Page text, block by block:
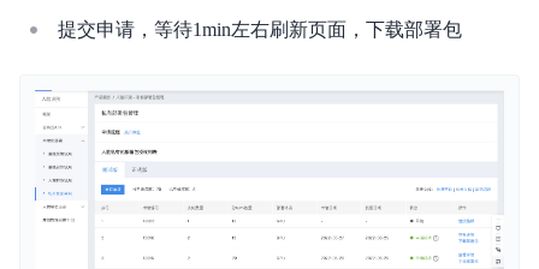
提交申请，等待1min左右刷新页面，下载部署包